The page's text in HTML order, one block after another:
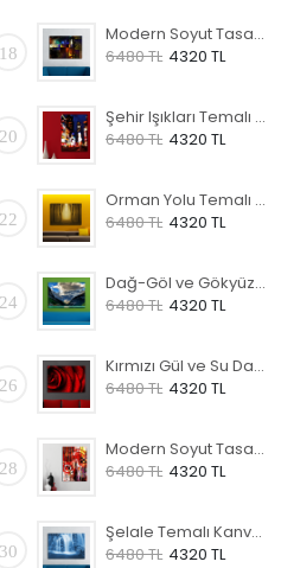
18
Modern Soyut Tasarım 41 Temalı Kanvas Tablo
6480 TL 4320 TL
20
Şehir Işıkları Temalı Kanvas Tablo
6480 TL 4320 TL
22
Orman Yolu Temalı Kanvas Tablo
6480 TL 4320 TL
24
Dağ-Göl ve Gökyüzü Temalı Kanvas Tablo
6480 TL 4320 TL
26
Kırmızı Gül ve Su Damlaları Kanvas Tablo
6480 TL 4320 TL
28
Modern Soyut Tasarım 25 Temalı Kanvas Tablo
6480 TL 4320 TL
30
Şelale Temalı Kanvas Tablo
6480 TL 4320 TL